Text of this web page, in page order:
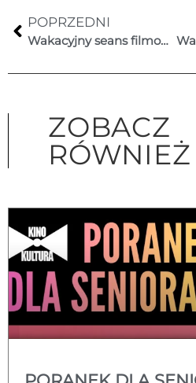
POPRZEDNI
Wakacyjny seans filmowy w Kinie Kultura.
ZOBACZ
RÓWNIEŻ